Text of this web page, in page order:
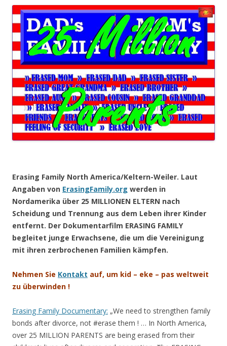
Erasing Family North America/Keltern-Weiler. Laut
Angaben von ErasingFamily.org werden in
Nordamerika über 25 MILLIONEN ELTERN nach
Scheidung und Trennung aus dem Leben ihrer Kinder
entfernt. Der Dokumentarfilm ERASING FAMILY
begleitet junge Erwachsene, die um die Vereinigung
mit ihren zerbrochenen Familien kämpfen.
Nehmen Sie Kontakt auf, um kid – eke – pas weltweit
zu überwinden !
Erasing Family Documentary: „We need to strengthen family
bonds after divorce, not #erase them ! … In North America,
over 25 MILLION PARENTS are being erased from their